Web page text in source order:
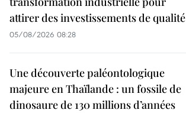
attirer des investissements de qualité
05/08/2026 08:28
Une découverte paléontologique
majeure en Thaïlande : un fossile de
dinosaure de 130 millions d’années